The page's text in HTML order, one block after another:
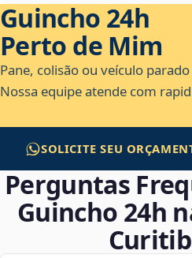
Guincho 24h
Perto de Mim
Pane, colisão ou veículo parado
Nossa equipe atende com
SOLICITE SEU
Perguntas
Guincho 24h